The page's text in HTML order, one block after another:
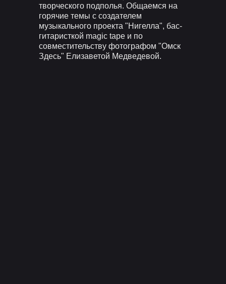
творческого подполья. Общаемся на
горячие темы с создателем
музыкального проекта "Нигелла", бас-
гитаристкой magic tape и по
совместительству фотографом "Омск
Здесь" Елизаветой Медведевой.